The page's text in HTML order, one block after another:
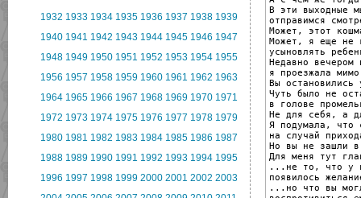
1932 1933 1934 1935 1936 1937 1938 1939
1940 1941 1942 1943 1944 1945 1946 1947
1948 1949 1950 1951 1952 1953 1954 1955
1956 1957 1958 1959 1960 1961 1962 1963
1964 1965 1966 1967 1968 1969 1970 1971
1972 1973 1974 1975 1976 1977 1978 1979
1980 1981 1982 1983 1984 1985 1986 1987
1988 1989 1990 1991 1992 1993 1994 1995
1996 1997 1998 1999 2000 2001 2002 2003
В эти выходные
отправимся
Может, этот
Может, я еще не
усыновлять
Недавно вечером
я проезжала
Вы остановились
Чуть было не
в голове
Не для себя, а
Я подумала, что
на случай
Но вы не зашли
Для меня тут
...не то, что у
появилось
...но что вы